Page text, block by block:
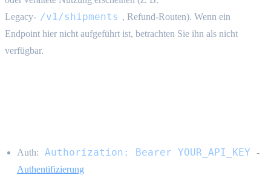
Legacy- /v1/shipments , Refund-Routen). Wenn ein
Endpoint hier nicht aufgeführt ist, betrachten Sie ihn als nicht
verfügbar.
Auth: Authorization: Bearer YOUR_API_KEY
-
Authentifizierung